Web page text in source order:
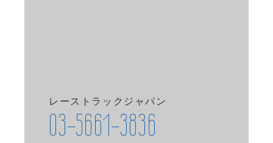
レーストラックジャパン
03-5661-3836